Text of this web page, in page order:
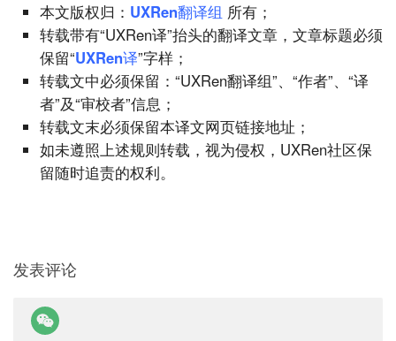
本文版权归： UXRen翻译组 所有；
转载带有“UXRen译”抬头的翻译文章，文章标题必须
保留“UXRen译”字样；
转载文中必须保留：“UXRen翻译组”、“作者”、“译
者”及“审校者”信息；
转载文末必须保留本译文网页链接地址；
如未遵照上述规则转载，视为侵权，UXRen社区保
留随时追责的权利。
发表评论